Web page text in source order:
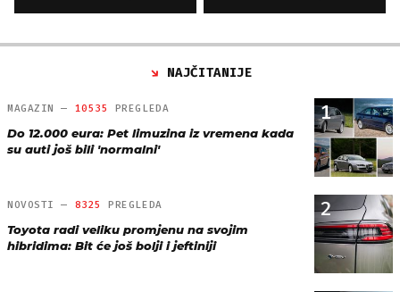
NAJČITANIJE
1
MAGAZIN — 10535 PREGLEDA
Do 12.000 eura: Pet limuzina iz vremena kada
su auti još bili 'normalni'
2
NOVOSTI — 8325 PREGLEDA
Toyota radi veliku promjenu na svojim
hibridima: Bit će još bolji i jeftiniji